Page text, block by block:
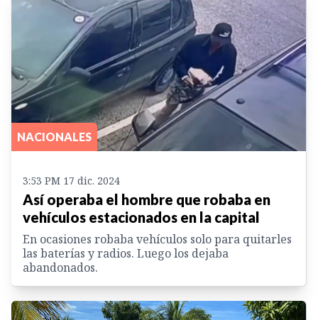
NACIONALES
3:53 PM 17 dic. 2024
Así operaba el hombre que robaba en
vehículos estacionados en la capital
En ocasiones robaba vehículos solo para quitarles
las baterías y radios. Luego los dejaba
abandonados.